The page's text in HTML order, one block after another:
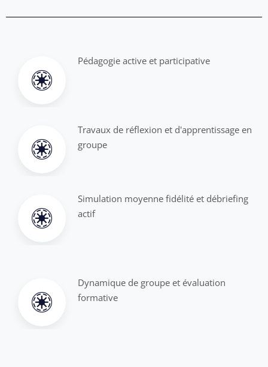
Pédagogie active et participative
Travaux de réflexion et d'apprentissage en
groupe
Simulation moyenne fidélité et débriefing
actif
Dynamique de groupe et évaluation
formative